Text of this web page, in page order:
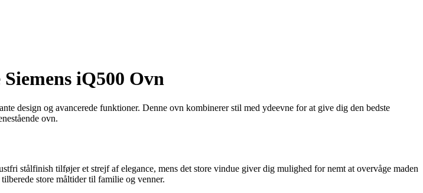
iQ500 Ovn
design og avancerede funktioner. Denne ovn kombinerer stil med ydeevne for at give dig den bedste
ovn.
stålfinish tilføjer et strejf af elegance, mens det store vindue giver dig mulighed for nemt at overvåge maden
store måltider til familie og venner.